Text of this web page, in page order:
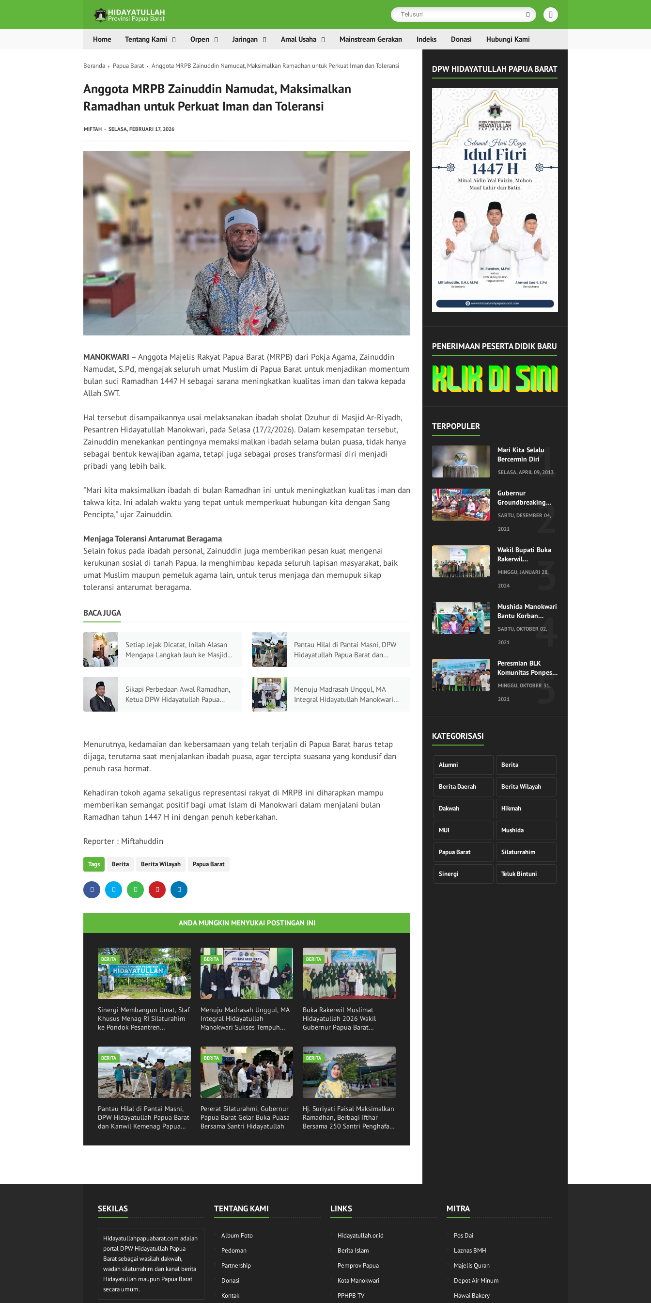
Home Tentang Kami Orpen Jaringan Amal Usaha Mainstream Gerakan Indeks Donasi Hubungi Kami
Beranda Papua Barat Anggota MRPB Zainuddin Namudat, Maksimalkan Ramadhan untuk Perkuat Iman dan Toleransi
Anggota MRPB Zainuddin Namudat, Maksimalkan
Ramadhan untuk Perkuat Iman dan Toleransi
MIFTAH SELASA, FEBRUARI 17, 2026
MANOKWARI – Anggota Majelis Rakyat Papua Barat (MRPB) dari Pokja Agama, Zainuddin
Namudat, S.Pd, mengajak seluruh umat Muslim di Papua Barat untuk menjadikan momentum
bulan suci Ramadhan 1447 H sebagai sarana meningkatkan kualitas iman dan takwa kepada
Allah SWT.
Hal tersebut disampaikannya usai melaksanakan ibadah sholat Dzuhur di Masjid Ar-Riyadh,
Pesantren Hidayatullah Manokwari, pada Selasa (17/2/2026). Dalam kesempatan tersebut,
Zainuddin menekankan pentingnya memaksimalkan ibadah selama bulan puasa, tidak hanya
sebagai bentuk kewajiban agama, tetapi juga sebagai proses transformasi diri menjadi
pribadi yang lebih baik.
"Mari kita maksimalkan ibadah di bulan Ramadhan ini untuk meningkatkan kualitas iman dan
takwa kita. Ini adalah waktu yang tepat untuk memperkuat hubungan kita dengan Sang
Pencipta," ujar Zainuddin.
Menjaga Toleransi Antarumat Beragama
Selain fokus pada ibadah personal, Zainuddin juga memberikan pesan kuat mengenai
kerukunan sosial di tanah Papua. Ia menghimbau kepada seluruh lapisan masyarakat, baik
umat Muslim maupun pemeluk agama lain, untuk terus menjaga dan memupuk sikap
toleransi antarumat beragama.
BACA JUGA
Setiap Jejak Dicatat, Inilah Alasan
Mengapa Langkah Jauh ke Masjid
Pantau Hilal di Pantai Masni, DPW
Hidayatullah Papua Barat dan
Syawal 1447 H
Sikapi Perbedaan Awal Ramadhan,
Ketua DPW Hidayatullah Papua
Menuju Madrasah Unggul, MA
Integral Hidayatullah Manokwari
Menurutnya, kedamaian dan kebersamaan yang telah terjalin di Papua Barat harus tetap
dijaga, terutama saat menjalankan ibadah puasa, agar tercipta suasana yang kondusif dan
penuh rasa hormat.
Kehadiran tokoh agama sekaligus representasi rakyat di MRPB ini diharapkan mampu
memberikan semangat positif bagi umat Islam di Manokwari dalam menjalani bulan
Ramadhan tahun 1447 H ini dengan penuh keberkahan.
Reporter : Miftahuddin
Tags Berita Berita Wilayah Papua Barat
ANDA MUNGKIN MENYUKAI POSTINGAN INI
BERITA
Sinergi Membangun Umat, Staf
Khusus Menag RI Silaturahim
ke Pondok Pesantren
BERITA
Menuju Madrasah Unggul, MA
Integral Hidayatullah
Manokwari Sukses Tempuh
BERITA
Buka Rakerwil Muslimat
Hidayatullah 2026 Wakil
Gubernur Papua Barat
Bangsa
BERITA
Pantau Hilal di Pantai Masni,
DPW Hidayatullah Papua Barat
dan Kanwil Kemenag Papua
Penentuan 1 Syawal 1447 H
BERITA
Pererat Silaturahmi, Gubernur
Papua Barat Gelar Buka Puasa
Bersama Santri Hidayatullah
BERITA
Hj. Suriyati Faisal Maksimalkan
Ramadhan, Berbagi Ifthar
Bersama 250 Santri Penghafal
DPW HIDAYATULLAH PAPUA BARAT
PENERIMAAN PESERTA DIDIK BARU
TERPOPULER
Mari Kita Selalu
Bercermin Diri
SELASA, APRIL 09, 2013
Gubernur
Groundbreaking
Rumah Qur'an
Ponpes Al
Mawaddah
Sorong
SABTU, DESEMBER 04,
2021
Wakil Bupati Buka
Rakerwil
Hidayatullah Papua
Barat di Teluk
Bintuni
MINGGU, JANUARI 28,
2024
Mushida Manokwari
Bantu Korban
Kebakaran Ayombari
SABTU, OKTOBER 02,
2021
Peresmian BLK
Komunitas Ponpes
Hidayatullah
Sorong
MINGGU, OKTOBER 31,
2021
KATEGORISASI
Alumni Berita
Berita Daerah Berita Wilayah
Dakwah Hikmah
MUI Mushida
Papua Barat Silaturrahim
Sinergi Teluk Bintuni
SEKILAS
Hidayatullahpapuabarat.com adalah
portal DPW Hidayatullah Papua
Barat sebagai wasilah dakwah,
wadah silaturrahim dan kanal berita
Hidayatullah maupun Papua Barat
secara umum.
TENTANG KAMI
Album Foto
Pedoman
Partnership
Donasi
Kontak
LINKS
Hidayatullah.or.id
Berita Islam
Pemprov Papua
Kota Manokwari
PPHPB TV
MITRA
Pos Dai
Laznas BMH
Majelis Quran
Depot Air Minum
Hawai Bakery